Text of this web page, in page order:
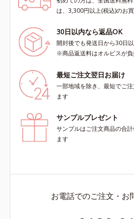
は、3,300円以上(税込)のお
30日以内なら返品OK
開封後でも発送日から30日
※商品返送料はオルビスが
最短ご注文翌日お届け
一部地域を除き、最短でご
ます
サンプルプレゼント
サンプルはご注文商品の合
ます
お電話でのご注文・お